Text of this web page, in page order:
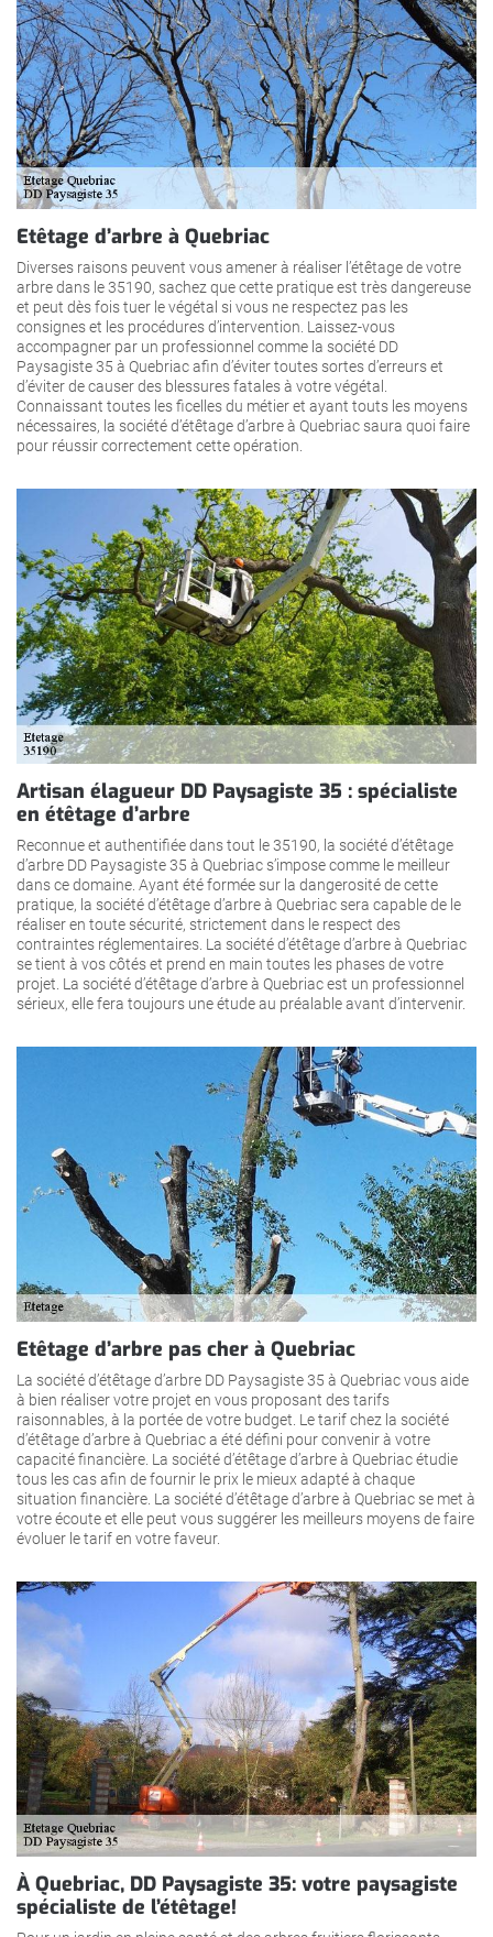
Etêtage d’arbre à Quebriac
Diverses raisons peuvent vous amener à réaliser l’étêtage de votre
arbre dans le 35190, sachez que cette pratique est très dangereuse
et peut dès fois tuer le végétal si vous ne respectez pas les
consignes et les procédures d’intervention. Laissez-vous
accompagner par un professionnel comme la société DD
Paysagiste 35 à Quebriac afin d’éviter toutes sortes d’erreurs et
d’éviter de causer des blessures fatales à votre végétal.
Connaissant toutes les ficelles du métier et ayant touts les moyens
nécessaires, la société d’étêtage d’arbre à Quebriac saura quoi faire
pour réussir correctement cette opération.
Artisan élagueur DD Paysagiste 35 : spécialiste
en étêtage d’arbre
Reconnue et authentifiée dans tout le 35190, la société d’étêtage
d’arbre DD Paysagiste 35 à Quebriac s’impose comme le meilleur
dans ce domaine. Ayant été formée sur la dangerosité de cette
pratique, la société d’étêtage d’arbre à Quebriac sera capable de le
réaliser en toute sécurité, strictement dans le respect des
contraintes réglementaires. La société d’étêtage d’arbre à Quebriac
se tient à vos côtés et prend en main toutes les phases de votre
projet. La société d’étêtage d’arbre à Quebriac est un professionnel
sérieux, elle fera toujours une étude au préalable avant d’intervenir.
Etêtage d’arbre pas cher à Quebriac
La société d’étêtage d’arbre DD Paysagiste 35 à Quebriac vous aide
à bien réaliser votre projet en vous proposant des tarifs
raisonnables, à la portée de votre budget. Le tarif chez la société
d’étêtage d’arbre à Quebriac a été défini pour convenir à votre
capacité financière. La société d’étêtage d’arbre à Quebriac étudie
tous les cas afin de fournir le prix le mieux adapté à chaque
situation financière. La société d’étêtage d’arbre à Quebriac se met à
votre écoute et elle peut vous suggérer les meilleurs moyens de faire
évoluer le tarif en votre faveur.
À Quebriac, DD Paysagiste 35: votre paysagiste
spécialiste de l’étêtage!